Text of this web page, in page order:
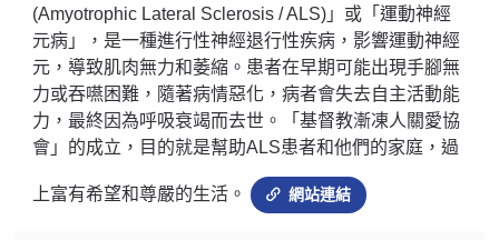
(Amyotrophic Lateral Sclerosis / ALS)」或「運動神經
元病」，是一種進行性神經退行性疾病，影響運動神經
元，導致肌肉無力和萎縮。患者在早期可能出現手腳無
力或吞嚥困難，隨著病情惡化，病者會失去自主活動能
力，最終因為呼吸衰竭而去世。「基督教漸凍人關愛協
會」的成立，目的就是幫助ALS患者和他們的家庭，過
上富有希望和尊嚴的生活。 網站連結